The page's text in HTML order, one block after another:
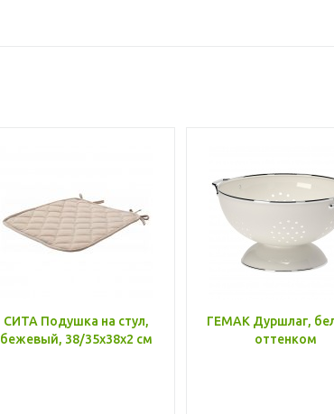
СИТА Подушка на стул,
бежевый, 38/35x38x2 см
ГЕМАК Дуршлаг,
оттенком